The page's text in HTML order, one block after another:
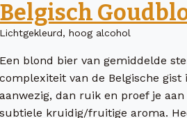
Belgisch
Lichtgekleurd, hoog alcohol
Een blond bier van gemiddelde
complexiteit van de Belgische gist
aanwezig, dan ruik en proef je
subtiele kruidig/fruitige aroma.